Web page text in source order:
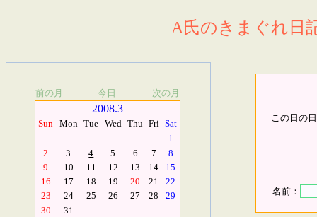
A氏のきまぐれ日
前の月 今日 次の月
2008.3
Sun Mon Tue Wed Thu Fri Sat
1
2
3 4 5 6 7
8
9
10 11 12 13 14
15
16
17 18 19 20 21
22
23
24 25 26 27 28
29
30
31
この日の
名前：